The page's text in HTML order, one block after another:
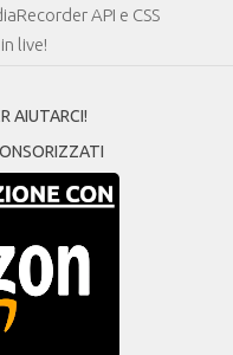
API e CSS
live!
AIUTARCI!